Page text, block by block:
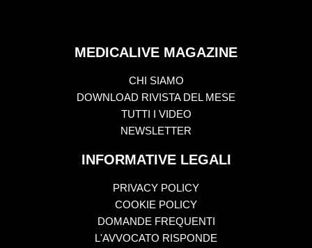
MEDICALIVE MAGAZINE
CHI SIAMO
DOWNLOAD RIVISTA DEL MESE
TUTTI I VIDEO
NEWSLETTER
INFORMATIVE LEGALI
PRIVACY POLICY
COOKIE POLICY
DOMANDE FREQUENTI
L'AVVOCATO RISPONDE